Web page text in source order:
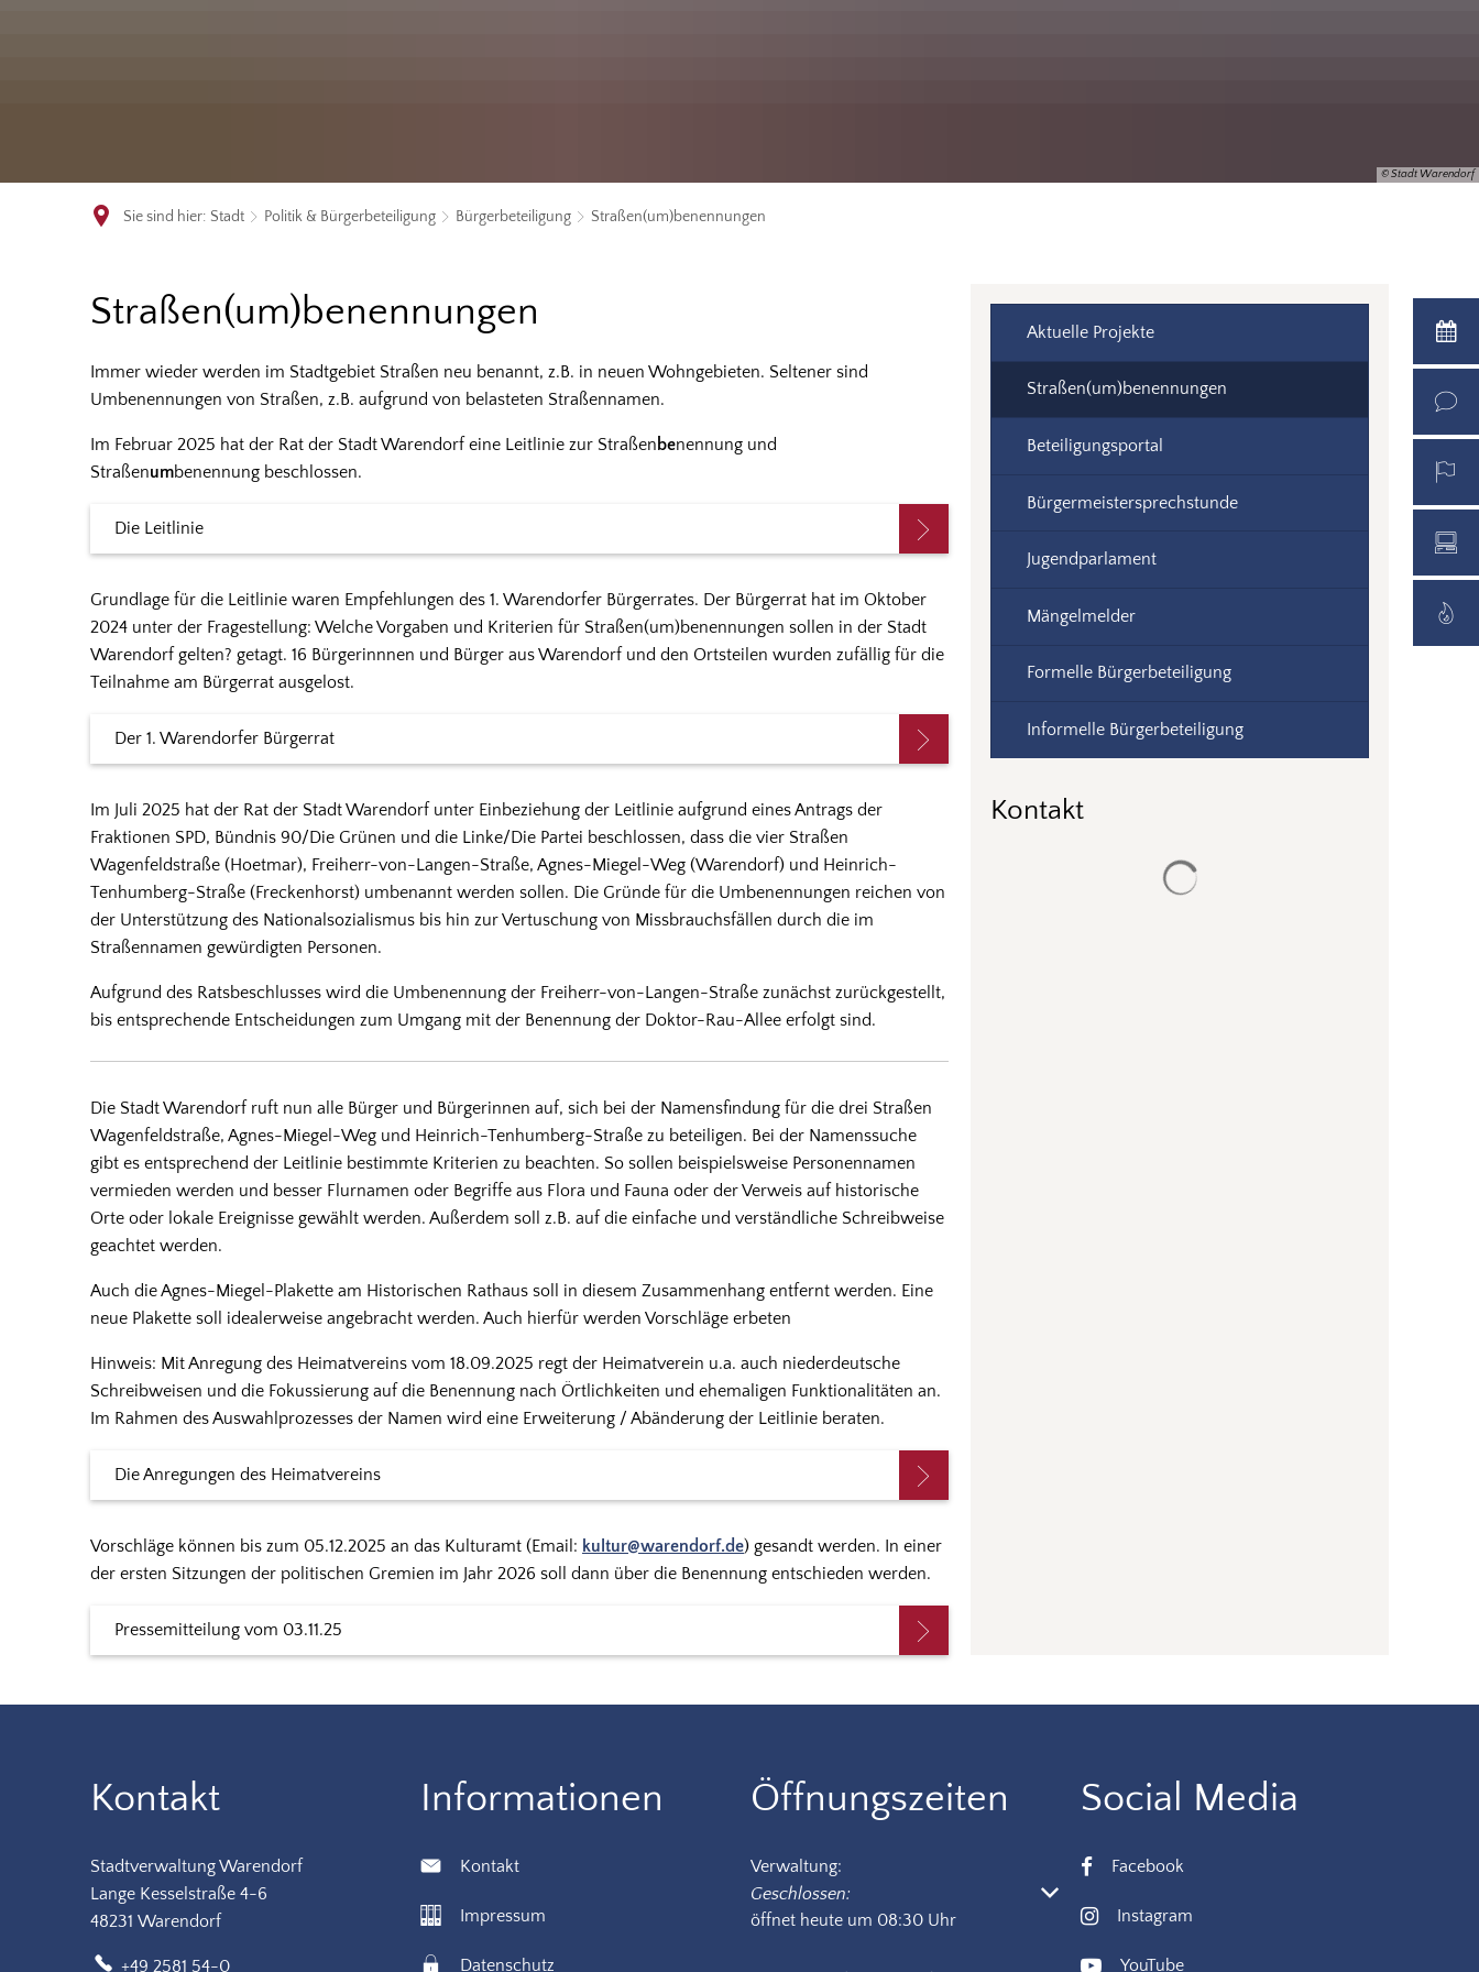
© Stadt Warendorf
Sie sind hier: Stadt Politik & Bürgerbeteiligung Bürgerbeteiligung Straßen(um)benennungen
Straßen(um)benennungen
Straßen(um)benennungen
Immer wieder werden im Stadtgebiet Straßen neu benannt, z.B. in neuen Wohngebieten. Seltener sind
Umbenennungen von Straßen, z.B. aufgrund von belasteten Straßennamen.
Im Februar 2025 hat der Rat der Stadt Warendorf eine Leitlinie zur Straßenbenennung und
Straßenumbenennung beschlossen.
Die Leitlinie
Grundlage für die Leitlinie waren Empfehlungen des 1. Warendorfer Bürgerrates. Der Bürgerrat hat im Oktober
2024 unter der Fragestellung: Welche Vorgaben und Kriterien für Straßen(um)benennungen sollen in der Stadt
Warendorf gelten? getagt. 16 Bürgerinnnen und Bürger aus Warendorf und den Ortsteilen wurden zufällig für die
Teilnahme am Bürgerrat ausgelost.
Der 1. Warendorfer Bürgerrat
Im Juli 2025 hat der Rat der Stadt Warendorf unter Einbeziehung der Leitlinie aufgrund eines Antrags der
Fraktionen SPD, Bündnis 90/Die Grünen und die Linke/Die Partei beschlossen, dass die vier Straßen
Wagenfeldstraße (Hoetmar), Freiherr-von-Langen-Straße, Agnes-Miegel-Weg (Warendorf) und Heinrich-
Tenhumberg-Straße (Freckenhorst) umbenannt werden sollen. Die Gründe für die Umbenennungen reichen von
der Unterstützung des Nationalsozialismus bis hin zur Vertuschung von Missbrauchsfällen durch die im
Straßennamen gewürdigten Personen.
Aufgrund des Ratsbeschlusses wird die Umbenennung der Freiherr-von-Langen-Straße zunächst zurückgestellt,
bis entsprechende Entscheidungen zum Umgang mit der Benennung der Doktor-Rau-Allee erfolgt sind.
Die Stadt Warendorf ruft nun alle Bürger und Bürgerinnen auf, sich bei der Namensfindung für die drei Straßen
Wagenfeldstraße, Agnes-Miegel-Weg und Heinrich-Tenhumberg-Straße zu beteiligen. Bei der Namenssuche
gibt es entsprechend der Leitlinie bestimmte Kriterien zu beachten. So sollen beispielsweise Personennamen
vermieden werden und besser Flurnamen oder Begriffe aus Flora und Fauna oder der Verweis auf historische
Orte oder lokale Ereignisse gewählt werden. Außerdem soll z.B. auf die einfache und verständliche Schreibweise
geachtet werden.
Auch die Agnes-Miegel-Plakette am Historischen Rathaus soll in diesem Zusammenhang entfernt werden. Eine
neue Plakette soll idealerweise angebracht werden. Auch hierfür werden Vorschläge erbeten
Hinweis: Mit Anregung des Heimatvereins vom 18.09.2025 regt der Heimatverein u.a. auch niederdeutsche
Schreibweisen und die Fokussierung auf die Benennung nach Örtlichkeiten und ehemaligen Funktionalitäten an.
Im Rahmen des Auswahlprozesses der Namen wird eine Erweiterung / Abänderung der Leitlinie beraten.
Die Anregungen des Heimatvereins
Vorschläge können bis zum 05.12.2025 an das Kulturamt (Email: kultur@warendorf.de) gesandt werden. In einer
der ersten Sitzungen der politischen Gremien im Jahr 2026 soll dann über die Benennung entschieden werden.
Pressemitteilung vom 03.11.25
Aktuelle Projekte
Straßen(um)benennungen
Beteiligungsportal
Bürgermeistersprechstunde
Jugendparlament
Mängelmelder
Formelle Bürgerbeteiligung
Informelle Bürgerbeteiligung
Kontakt
Kontakt
Stadtverwaltung Warendorf
Lange Kesselstraße 4-6
48231 Warendorf
+49 2581 54-0
Informationen
Kontakt
Impressum
Datenschutz
Öffnungszeiten
Verwaltung:
Klicken, um weitere Öffnungs- oder Schließzeiten auszublenden
Geschlossen:
öffnet heute um 08:30 Uhr
Social Media
Facebook
Instagram
YouTube